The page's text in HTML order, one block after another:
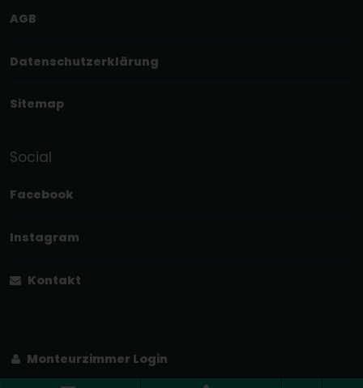
AGB
Datenschutzerklärung
Sitemap
Social
Facebook
Instagram
Kontakt
Monteurzimmer Login